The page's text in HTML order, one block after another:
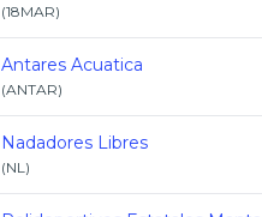
(18MAR)
Antares Acuatica
(ANTAR)
Nadadores Libres
(NL)